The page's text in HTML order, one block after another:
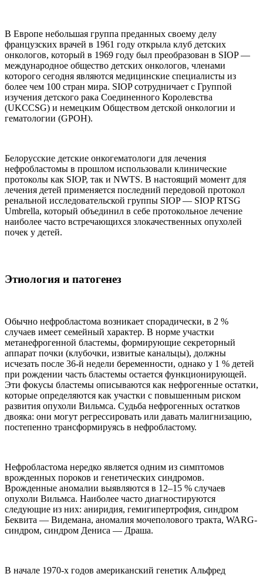
В Европе небольшая группа преданных своему делу
французских врачей в 1961 году открыла клуб детских
онкологов, который в 1969 году был преобразован в SIOP —
международное общество детских онкологов, членами
которого сегодня являются медицинские специалисты из
более чем 100 стран мира. SIOP сотрудничает с Группой
изучения детского рака Соединенного Королевства
(UKCCSG) и немецким Обществом детской онкологии и
гематологии (GPOH).
Белорусские детские онкогематологи для лечения
нефробластомы в прошлом использовали клинические
протоколы как SIOP, так и NWTS. В настоящий момент для
лечения детей применяется последний передовой протокол
ренальной исследовательской группы SIOP — SIOP RTSG
Umbrella, который объединил в себе протокольное лечение
наиболее часто встречающихся злокачественных опухолей
почек у детей.
Этиология и патогенез
Обычно нефробластома возникает спорадически, в 2 %
случаев имеет семейный характер. В норме участки
метанефрогенной бластемы, формирующие секреторный
аппарат почки (клубочки, извитые канальцы), должны
исчезать после 36-й недели беременности, однако у 1 % детей
при рождении часть бластемы остается функционирующей.
Эти фокусы бластемы описываются как нефрогенные остатки,
которые определяются как участки с повышенным риском
развития опухоли Вильмса. Судьба нефрогенных остатков
двояка: они могут регрессировать или давать малигнизацию,
постепенно трансформируясь в нефробластому.
Нефробластома нередко является одним из симптомов
врожденных пороков и генетических синдромов.
Врожденные аномалии выявляются в 12–15 % случаев
опухоли Вильмса. Наиболее часто диагностируются
следующие из них: аниридия, гемигипертрофия, синдром
Беквита — Видемана, аномалия мочеполового тракта, WARG-
синдром, синдром Дениса — Драша.
В начале 1970-х годов американский генетик Альфред